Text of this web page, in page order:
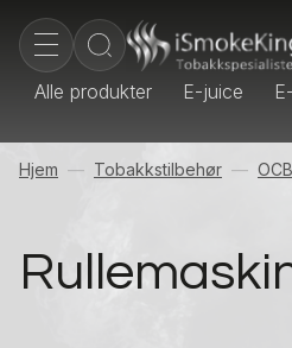
Alle produkter E-juice
Hjem Tobakkstilbehør OCB